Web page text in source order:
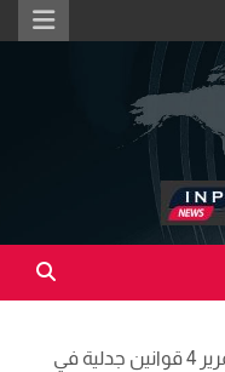
عاجل.. رغم الخلافات.. الإطار يصر على تمرير 4 قوانين جدلية في